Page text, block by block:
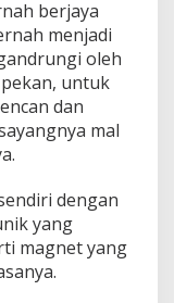
berjaya
menjadi
oleh
untuk
dan
mal
dengan
yang
magnet yang